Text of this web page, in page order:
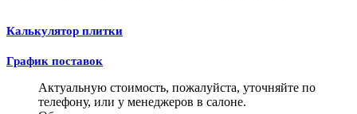
Калькулятор плитки
График поставок
Актуальную стоимость, пожалуйста, уточняйте по
телефону, или у менеджеров в салоне.